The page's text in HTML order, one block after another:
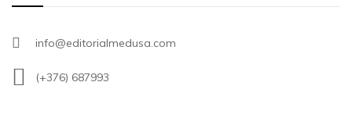
info@editorialmedusa.com
(+376) 687993